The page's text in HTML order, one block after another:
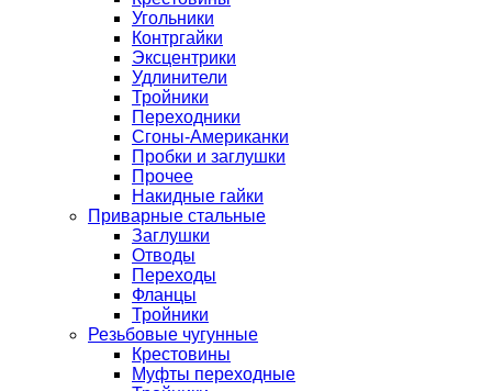
Угольники
Контргайки
Эксцентрики
Удлинители
Тройники
Переходники
Сгоны-Американки
Пробки и заглушки
Прочее
Накидные гайки
Приварные стальные
Заглушки
Отводы
Переходы
Фланцы
Тройники
Резьбовые чугунные
Крестовины
Муфты переходные